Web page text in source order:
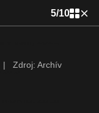
5/10
| Zdroj: Archív